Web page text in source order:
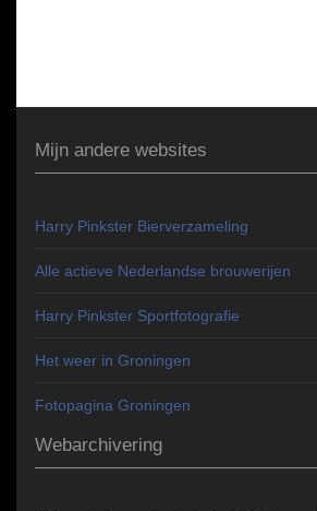
Mijn andere websites
Harry Pinkster Bierverzameling
Alle actieve Nederlandse brouwerijen
Harry Pinkster Sportfotografie
Het weer in Groningen
Fotopagina Groningen
Webarchivering